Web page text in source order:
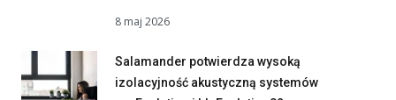
8 maj 2026
Salamander potwierdza wysoką
izolacyjność akustyczną systemów